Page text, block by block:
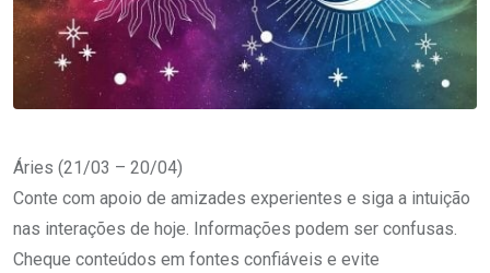
Áries (21/03 – 20/04)
Conte com apoio de amizades experientes e siga a intuição
nas interações de hoje. Informações podem ser confusas.
Cheque conteúdos em fontes confiáveis e evite